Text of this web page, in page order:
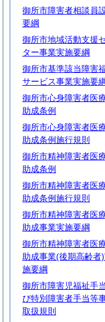
御所市障害者相談員
要綱
御所市地域活動支援
ター事業実施要綱
御所市基準該当障害
サービス事業実施要綱
御所市心身障害者医
助成条例
御所市心身障害者医
助成条例施行規則
御所市精神障害者医
助成条例
御所市精神障害者医
助成条例施行規則
御所市精神障害者医
助成事業実施要綱
御所市精神障害者医
助成事業(後期高齢者
施要綱
御所市障害児福祉手
び特別障害者手当等
取扱規則